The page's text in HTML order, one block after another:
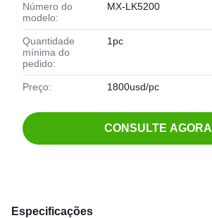
Número do
modelo:
MX-LK5200
Quantidade
mínima do
pedido:
1pc
Preço: 1800usd/pc
CONSULTE AGORA
Especificações